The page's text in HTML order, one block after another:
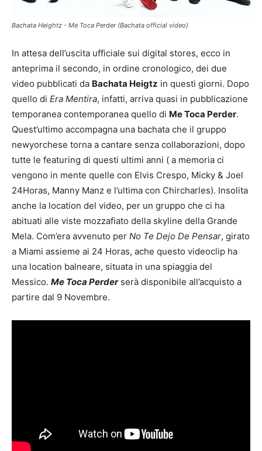
Bachata Heightz - Me Toca Perder (Bachata official video)
In attesa dell’uscita ufficiale sui digital stores, ecco in
anteprima il secondo, in ordine cronologico, dei due
video pubblicati da Bachata Heigtz in questi giorni. Dopo
quello di Era Mentira, infatti, arriva quasi in pubblicazione
temporanea contemporanea quello di Me Toca Perder.
Quest’ultimo accompagna una bachata che il gruppo
newyorchese torna a cantare senza collaborazioni, dopo
tutte le featuring di questi ultimi anni ( a memoria ci
vengono in mente quelle con Elvis Crespo, Micky & Joel
24Horas, Manny Manz e l’ultima con Chircharles). Insolita
anche la location del video, per un gruppo che ci ha
abituati alle viste mozzafiato della skyline della Grande
Mela. Com’era avvenuto per No Te Dejo De Pensar, girato
a Miami assieme ai 24 Horas, ache questo videoclip ha
una location balneare, situata in una spiaggia del
Messico. Me Toca Perderserà disponibile all’acquisto a
partire dal 9 Novembre.